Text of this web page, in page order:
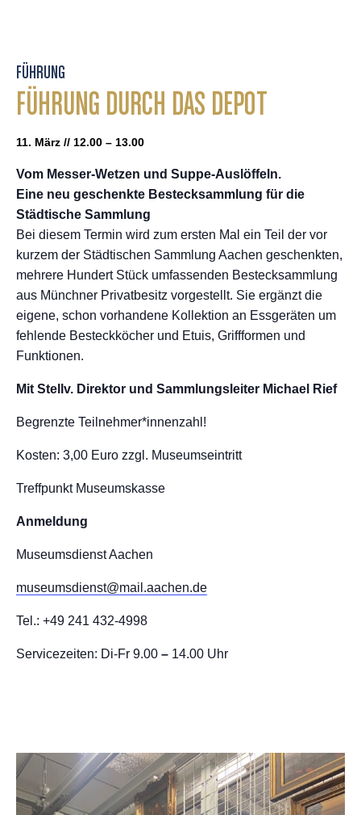
FÜHRUNG
FÜHRUNG DURCH DAS DEPOT
11. März // 12.00 – 13.00
Vom Messer-Wetzen und Suppe-Auslöffeln.
Eine neu geschenkte Bestecksammlung für die
Städtische Sammlung
Bei diesem Termin wird zum ersten Mal ein Teil der vor
kurzem der Städtischen Sammlung Aachen geschenkten,
mehrere Hundert Stück umfassenden Bestecksammlung
aus Münchner Privatbesitz vorgestellt. Sie ergänzt die
eigene, schon vorhandene Kollektion an Essgeräten um
fehlende Besteckköcher und Etuis, Griffformen und
Funktionen.
Mit Stellv. Direktor und Sammlungsleiter Michael Rief
Begrenzte Teilnehmer*innenzahl!
Kosten: 3,00 Euro zzgl. Museumseintritt
Treffpunkt Museumskasse
Anmeldung
Museumsdienst Aachen
museumsdienst@mail.aachen.de
Tel.: +49 241 432-4998
Servicezeiten: Di-Fr 9.00 – 14.00 Uhr